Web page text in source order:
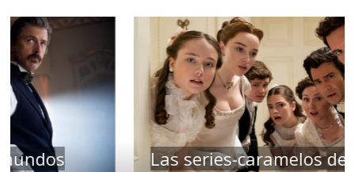
Las series-caramelos de Shondaland